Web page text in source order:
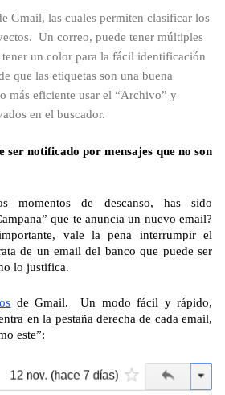
Gmail, las cuales permiten clasificar los
Un correo, puede tener múltiples
tener un color para la fácil identificación
que las etiquetas son una buena
más eficiente usar el “Archivo” y
en el buscador.
ser notificado por mensajes que no son
momentos de descanso, has sido
que te anuncia un nuevo email?
vale la pena interrumpir el
de un email del banco que puede ser
lo justifica.
de Gmail.  Un modo fácil y rápido,
en la pestaña derecha de cada email,
este”: